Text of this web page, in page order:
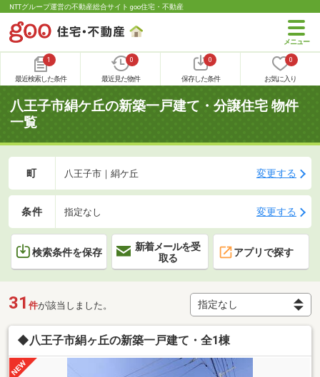
NTTグループ運営の不動産総合サイト goo住宅・不動産
1
最近検索した条件
0
最近見た物件
0
保存した条件
0
お気に入り
八王子市絹ケ丘の新築一戸建て・分譲住宅 物件
一覧
町 八王子市｜絹ケ丘 変更する
条件 指定なし 変更する
検索条件を保存
新着メールを受
取る
アプリで探す
31 件が該当しました。
◆八王子市絹ヶ丘の新築一戸建て・全1棟